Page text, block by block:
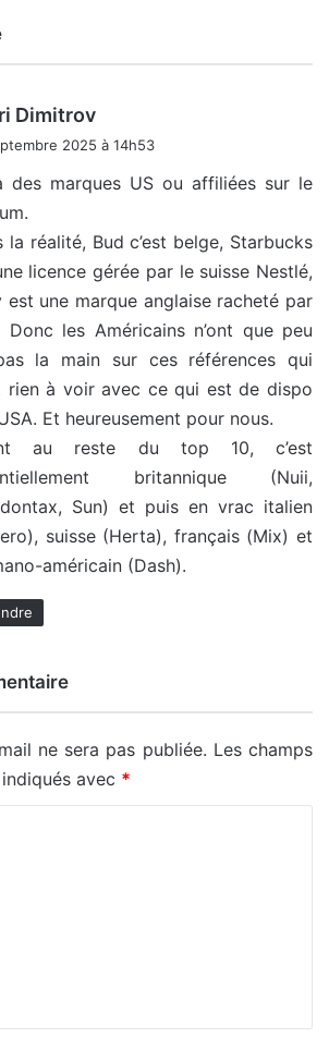
Dimitrov
2025 à 14h53
des marques US ou affiliées sur le
la réalité, Bud c’est belge, Starbucks
licence gérée par le suisse Nestlé,
est une marque anglaise racheté par
Donc les Américains n’ont que peu
la main sur ces références qui
rien à voir avec ce qui est de dispo
Et heureusement pour nous.
au reste du top 10, c’est
britannique (Nuii,
Sun) et puis en vrac italien
suisse (Herta), français (Mix) et
américain (Dash).
ne sera pas publiée. Les champs
avec *